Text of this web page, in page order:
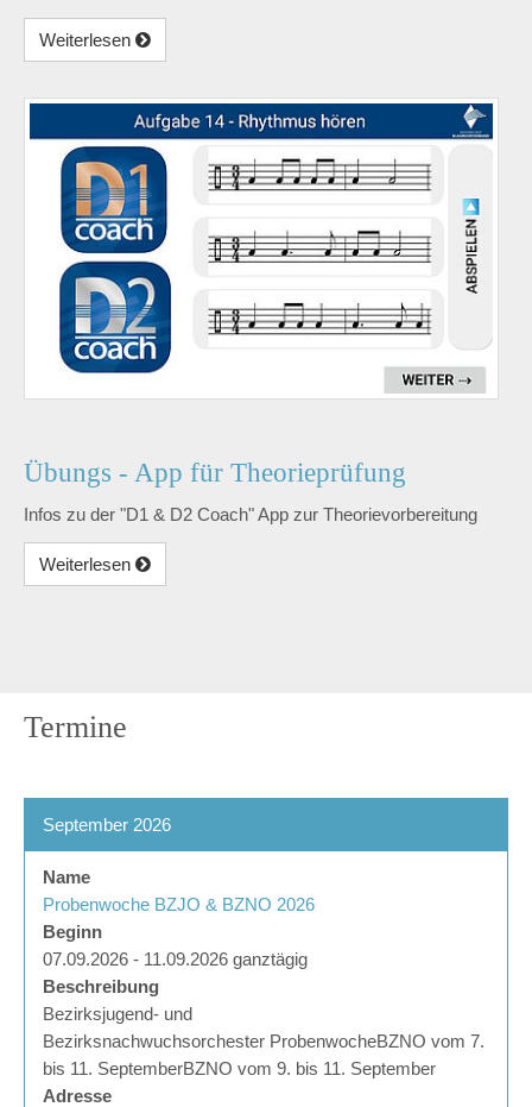
Weiterlesen
Übungs - App für Theorieprüfung
Infos zu der "D1 & D2 Coach" App zur Theorievorbereitung
Weiterlesen
Termine
September 2026
Name
Probenwoche BZJO & BZNO 2026
Beginn
07.09.2026 - 11.09.2026 ganztägig
Beschreibung
Bezirksjugend- und
Bezirksnachwuchsorchester ProbenwocheBZNO vom 7.
bis 11. SeptemberBZNO vom 9. bis 11. September
Adresse